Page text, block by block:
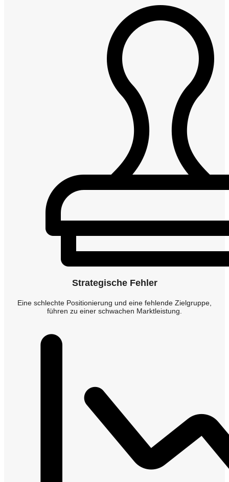
Strategische Fehler
Eine schlechte Positionierung und eine fehlende Zielgruppe,
führen zu einer schwachen Marktleistung.